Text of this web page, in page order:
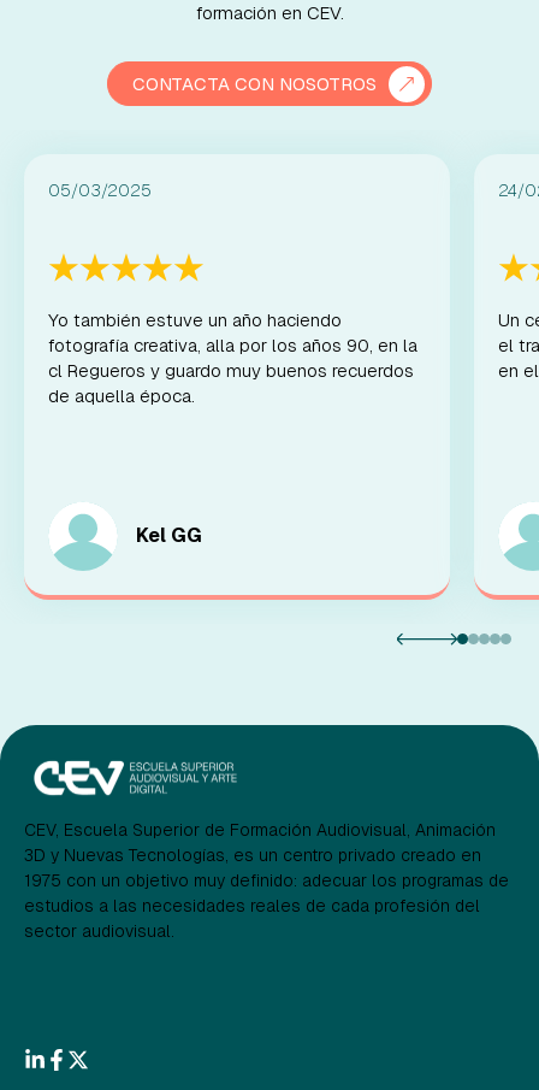
formación en CEV.
CONTACTA CON NOSOTROS
05/03/2025
Yo también estuve un año haciendo
fotografía creativa, alla por los años 90, en la
cl Regueros y guardo muy buenos recuerdos
de aquella época.
Kel GG
24/
Un
el
en
CEV, Escuela Superior de Formación Audiovisual, Animación
3D y Nuevas Tecnologías, es un centro privado creado en
1975 con un objetivo muy definido: adecuar los programas de
estudios a las necesidades reales de cada profesión del
sector audiovisual.